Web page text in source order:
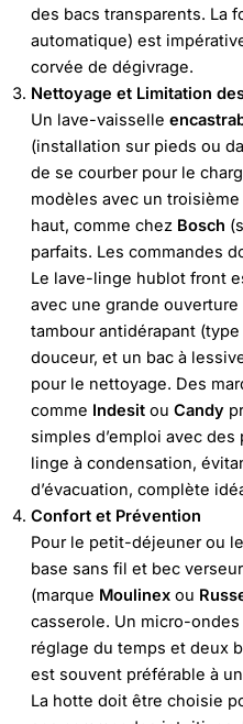
des bacs transparents. La
automatique) est
corvée de dégivrage.
Nettoyage et Limitation
Un lave-vaisselle
(installation sur pieds ou
de se courber pour le
modèles avec un
haut, comme chez Bosch
parfaits. Les commandes
Le lave-linge hublot front
avec une grande
tambour antidérapant
douceur, et un bac à
pour le nettoyage. Des
comme Indesit ou Candy
simples d’emploi avec
linge à condensation,
d’évacuation, complète
Confort et Prévention
Pour le petit-déjeuner ou
base sans fil et bec
(marque Moulinex ou
casserole. Un micro-
réglage du temps et deux
est souvent préférable à
La hotte doit être choisie